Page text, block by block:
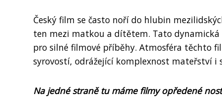
Český film se často noří do hlubin
ten mezi matkou a dítětem. Tato
pro silné filmové příběhy. Atmosféra těchto
syrovostí, odrážející komplexnost mateřství i
Na jedné straně tu máme filmy opředené